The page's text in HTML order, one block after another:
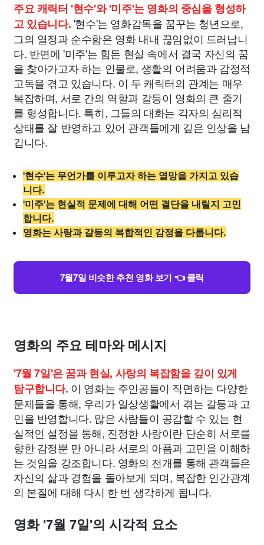
주요 캐릭터 '현수'와 '미주'는 영화의 중심을 형성하
고 있습니다.'현수'는 영화감독을 꿈꾸는 청년으로,
그의 열정과 순수함은 영화 내내 끊임없이 드러납니
다. 반면에 '미주'는 힘든 현실 속에서 결국 자신의 꿈
을 찾아가고자 하는 인물로, 생활의 어려움과 감정적
고독을 겪고 있습니다. 이 두 캐릭터의 관계는 매우
복잡하며, 서로 간의 역할과 갈등이 영화의 큰 줄기
를 형성합니다. 특히, 그들의 대화는 각자의 심리적
상태를 잘 반영하고 있어 관객들에게 깊은 인상을 남
깁니다.
'현수'는 무언가를 이루고자 하는 열망을 가지고 있습
니다.
'미주'는 현실적 문제에 대해 어떤 결단을 내릴지 고민
합니다.
영화는 사랑과 갈등의 복합적인 감정을 다룹니다.
7월7일 비슷한 추천 영화 보기 👈 클릭
영화의 주요 테마와 메시지
'7월 7일'은 꿈과 현실, 사랑의 복잡함을 깊이 있게
탐구합니다. 이 영화는 주인공들이 직면하는 다양한
문제들을 통해, 우리가 일상생활에서 겪는 갈등과 고
민을 반영합니다. 많은 사람들이 공감할 수 있는 현
실적인 설정을 통해, 진정한 사랑이란 단순히 서로를
향한 감정뿐 만 아니라 서로의 아픔과 고민을 이해하
는 것임을 강조합니다. 영화의 전개를 통해 관객들은
자신의 삶과 경험을 돌아보게 되며, 복잡한 인간관계
의 본질에 대해 다시 한 번 생각하게 됩니다.
영화 '7월 7일'의 시각적 요소